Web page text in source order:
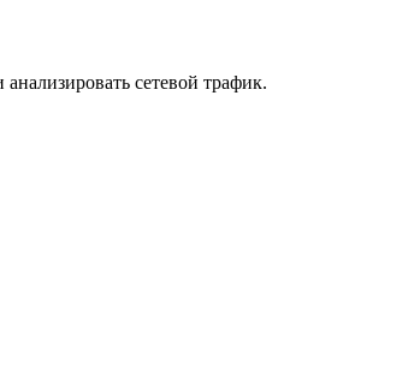
сетевой трафик.